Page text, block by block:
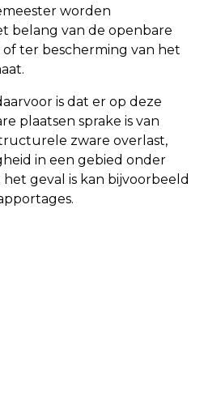
worden
belang van de openbare
ter bescherming van het
is dat er op deze
plaatsen sprake is van
zware overlast,
in een gebied onder
geval is kan bijvoorbeeld